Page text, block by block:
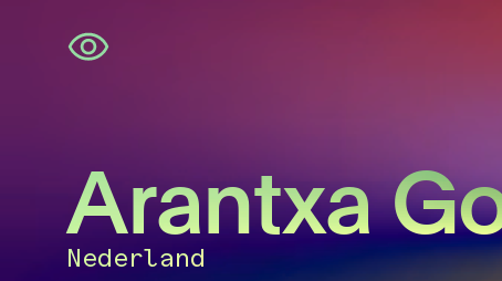
Navigatie
overslaan
Arantxa
Nederland